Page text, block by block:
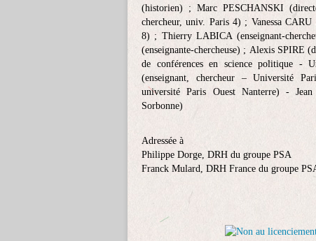
(historien) ; Marc PESCHANSKI
chercheur, univ. Paris 4) ; Vanessa
8) ; Thierry LABICA (enseignant-
(enseignante-chercheuse) ; Alexis SPIRE
de conférences en science politique -
(enseignant, chercheur – Université
université Paris Ouest Nanterre) -
Sorbonne)
Adressée à
Philippe Dorge, DRH du groupe PSA
Franck Mulard, DRH France du groupe